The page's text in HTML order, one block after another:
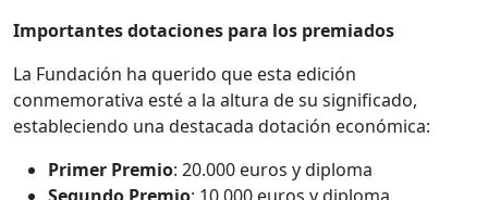
Importantes dotaciones para los premiados
La Fundación ha querido que esta edición
conmemorativa esté a la altura de su significado,
estableciendo una destacada dotación económica:
Primer Premio: 20.000 euros y diploma